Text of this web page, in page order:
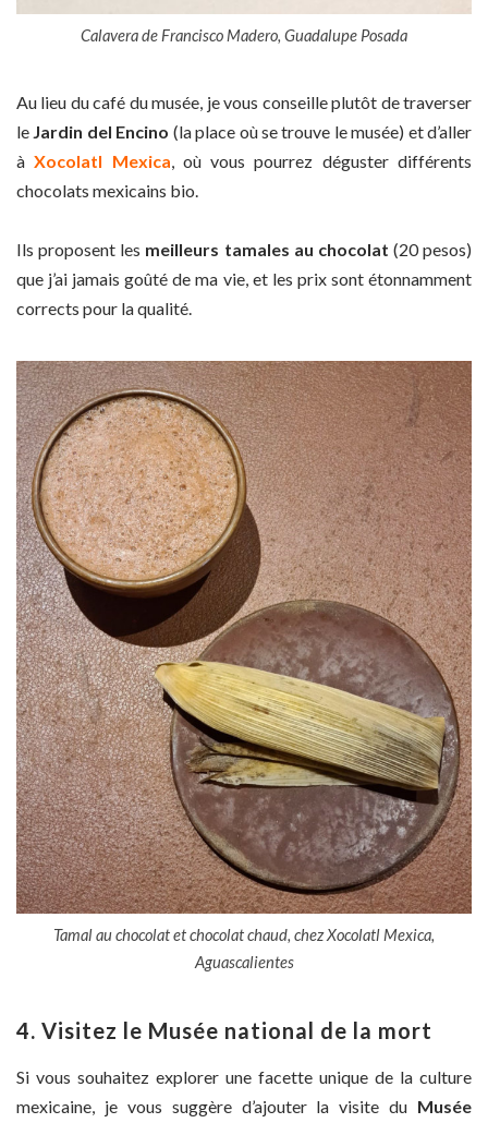
Calavera de Francisco Madero, Guadalupe Posada
Au lieu du café du musée, je vous conseille plutôt de traverser
le Jardin del Encino (la place où se trouve le musée) et d’aller
àXocolatl Mexica , où vous pourrez déguster différents
chocolats mexicains bio.
Ils proposent les meilleurs tamales au chocolat (20 pesos)
que j’ai jamais goûté de ma vie, et les prix sont étonnamment
corrects pour la qualité.
Tamal au chocolat et chocolat chaud, chez Xocolatl Mexica,
Aguascalientes
4. Visitez le Musée national de la mort
Si vous souhaitez explorer une facette unique de la culture
mexicaine, je vous suggère d’ajouter la visite du Musée